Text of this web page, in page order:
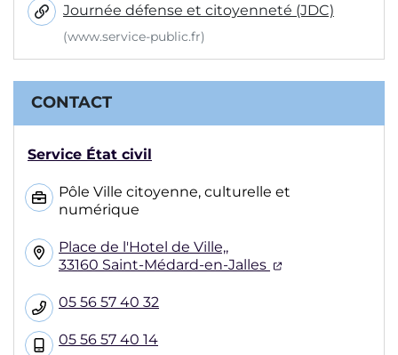
Journée défense et citoyenneté (JDC)
(www.service-public.fr)
CONTACT
Service État civil
Pôle Ville citoyenne, culturelle et
numérique
Place de l'Hotel de Ville,,
33160 Saint-Médard-en-Jalles
(ouverture
05 56 57 40 32
05 56 57 40 14